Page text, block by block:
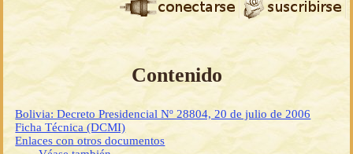
Contenido
Bolivia: Decreto Presidencial Nº 28804, 20 de julio de 2006
Ficha Técnica (DCMI)
Enlaces con otros documentos